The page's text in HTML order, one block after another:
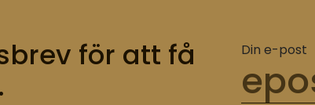
för att få
Din e-post